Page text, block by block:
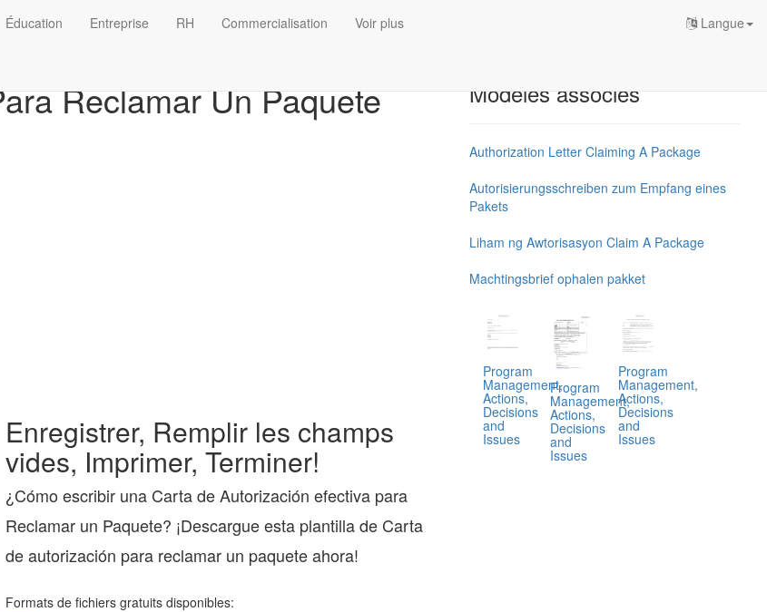
Éducation Entreprise RH Commercialisation Voir plus Langue
Reclamar Un Paquete
Enregistrer, Remplir les champs
vides, Imprimer, Terminer!
¿Cómo escribir una Carta de Autorización efectiva para
Reclamar un Paquete? ¡Descargue esta plantilla de Carta
de autorización para reclamar un paquete ahora!
Formats de fichiers gratuits disponibles:
Modèles associés
Authorization Letter Claiming A Package
Autorisierungsschreiben zum Empfang eines
Pakets
Liham ng Awtorisasyon Claim A Package
Machtingsbrief ophalen pakket
Program
Management,
Actions,
Decisions
and
Issues
Program
Management,
Actions,
Decisions
and
Issues
Program
Management,
Actions,
Decisions
and
Issues